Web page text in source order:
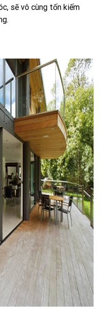
sẽ vô cùng tốn kiếm